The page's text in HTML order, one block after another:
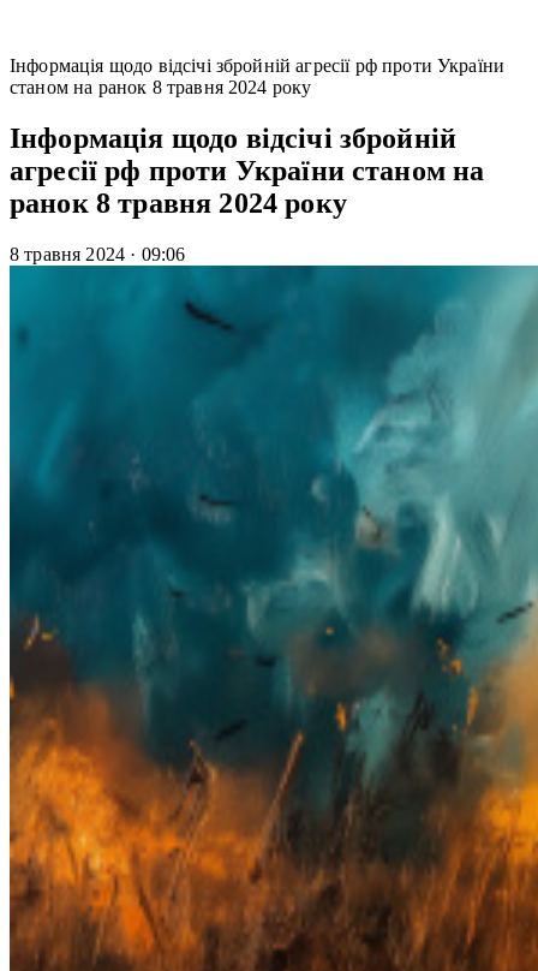
Інформація щодо відсічі збройній агресії рф проти України
станом на ранок 8 травня 2024 року
Інформація щодо відсічі збройній
агресії рф проти України станом на
ранок 8 травня 2024 року
8 травня 2024 · 09:06